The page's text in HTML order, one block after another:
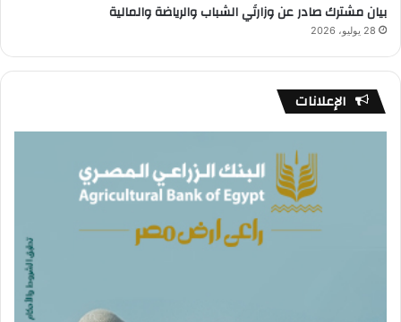
بيان مشترك صادر عن وزارتَي الشباب والرياضة والمالية
28 يوليو، 2026
الإعلانات